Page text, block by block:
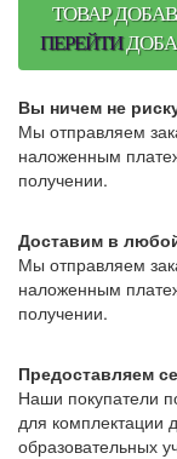
ТОВАР
ПЕРЕЙТИ
Вы ничем не
Мы отправляем
наложенным
получении.
Доставим в
Мы отправляем
наложенным
получении.
Предоставляем
Наши покупатели
для комплектации
образовательных